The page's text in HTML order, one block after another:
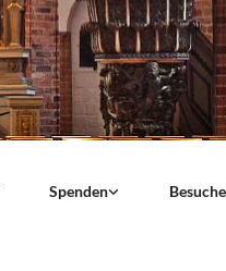
Spenden